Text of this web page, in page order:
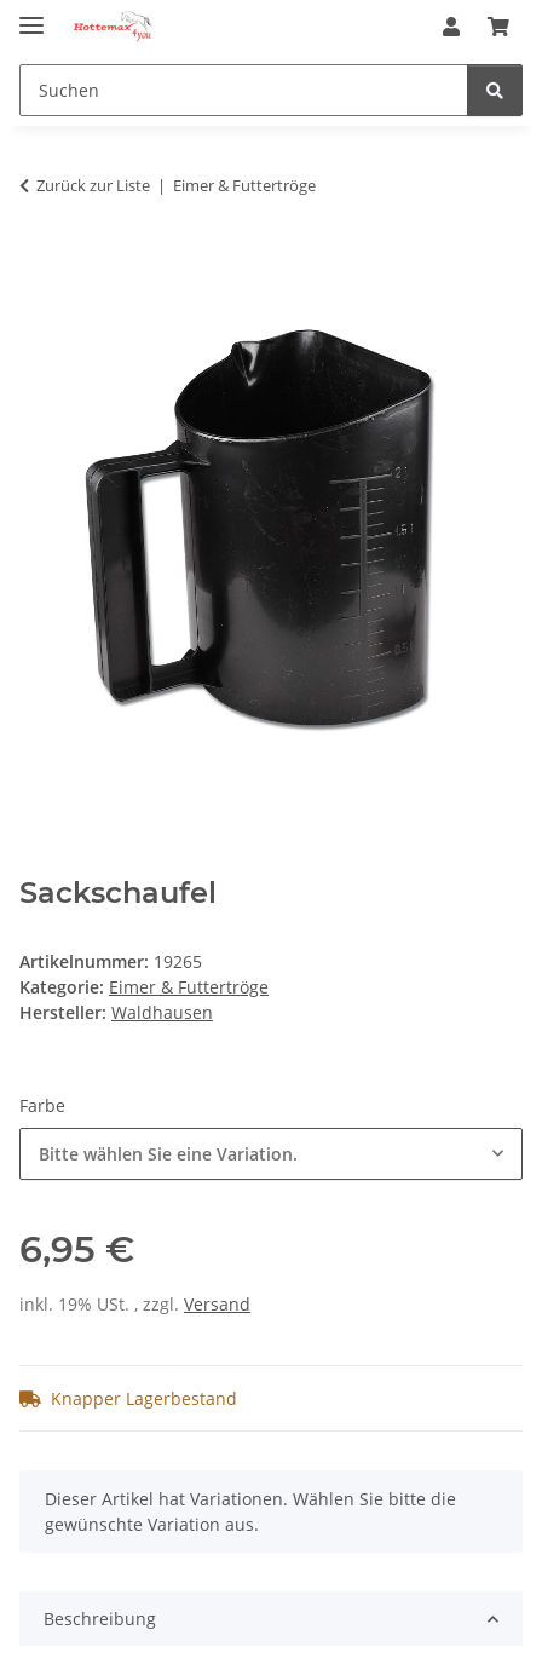
Zurück zur Liste Eimer & Futtertröge
Sackschaufel
Artikelnummer: 19265
Kategorie: Eimer & Futtertröge
Hersteller: Waldhausen
Farbe
Bitte wählen Sie eine Variation.
6,95 €
inkl. 19% USt. , zzgl. Versand
Knapper Lagerbestand
x
Dieser Artikel hat Variationen. Wählen Sie bitte die
gewünschte Variation aus.
Beschreibung